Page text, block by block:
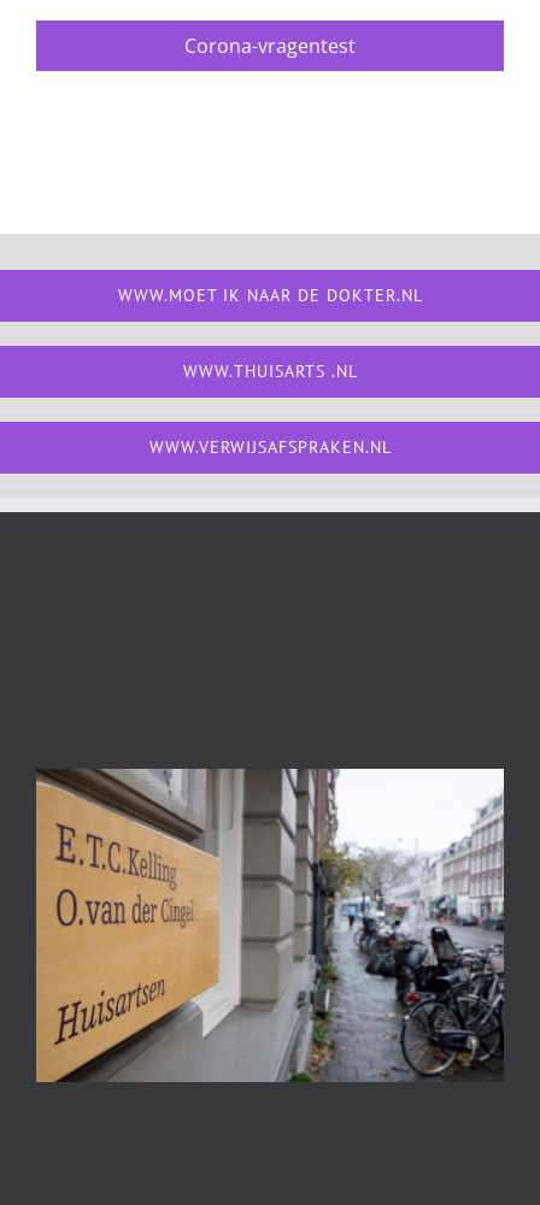
Corona-vragentest
WWW.MOET IK NAAR DE DOKTER.NL
WWW.THUISARTS .NL
WWW.VERWIJSAFSPRAKEN.NL